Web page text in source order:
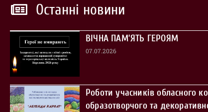
Останні новини
ВІЧНА ПАМ’ЯТЬ ГЕРОЯМ
07.07.2026
Роботи учасників обласного
образотворчого та